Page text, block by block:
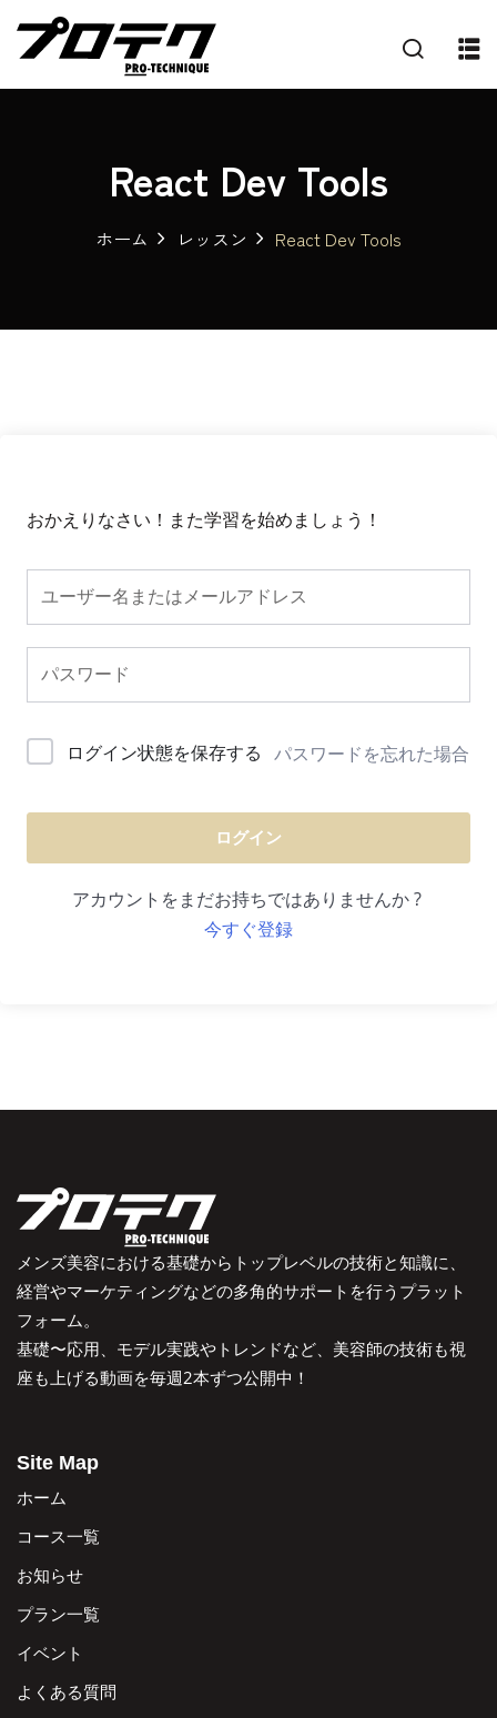
React Dev Tools
ホーム レッスン React Dev Tools
おかえりなさい！また学習を始めましょう！
ログイン状態を保存する パスワードを忘れた場合
ログイン
アカウントをまだお持ちではありませんか ?
今すぐ登録
メンズ美容における基礎からトップレベルの技術と知識に、
経営やマーケティングなどの多角的サポートを行うプラット
フォーム。
基礎〜応用、モデル実践やトレンドなど、美容師の技術も視
座も上げる動画を毎週2本ずつ公開中！
Site Map
ホーム
コース一覧
お知らせ
プラン一覧
イベント
よくある質問